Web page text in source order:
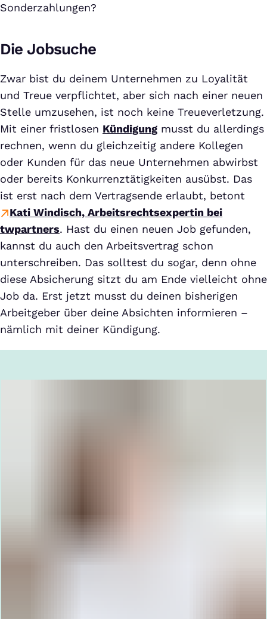
Sonderzahlungen?
Die Jobsuche
Zwar bist du deinem Unternehmen zu Loyalität
und Treue verpflichtet, aber sich nach einer neuen
Stelle umzusehen, ist noch keine Treueverletzung.
Mit einer fristlosen Kündigung musst du allerdings
rechnen, wenn du gleichzeitig andere Kollegen
oder Kunden für das neue Unternehmen abwirbst
oder bereits Konkurrenztätigkeiten ausübst. Das
ist erst nach dem Vertragsende erlaubt, betont
Kati Windisch, Arbeitsrechtsexpertin bei
twpartners. Hast du einen neuen Job gefunden,
kannst du auch den Arbeitsvertrag schon
unterschreiben. Das solltest du sogar, denn ohne
diese Absicherung sitzt du am Ende vielleicht ohne
Job da. Erst jetzt musst du deinen bisherigen
Arbeitgeber über deine Absichten informieren –
nämlich mit deiner Kündigung.